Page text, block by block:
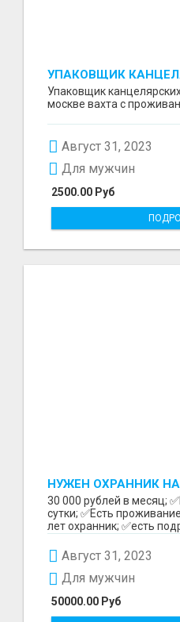
УПАКОВЩИК
НА СКЛАД
Упаковщик
москве вахта с
Август 31, 2023
2500.00 Руб
Для мужчин
НУЖЕН ОХРАННИК
30 000 рублей в месяц;
сутки; ✅Есть
лет охранник; ✅есть
Август 31, 2023
50000.00 Руб
Для мужчин